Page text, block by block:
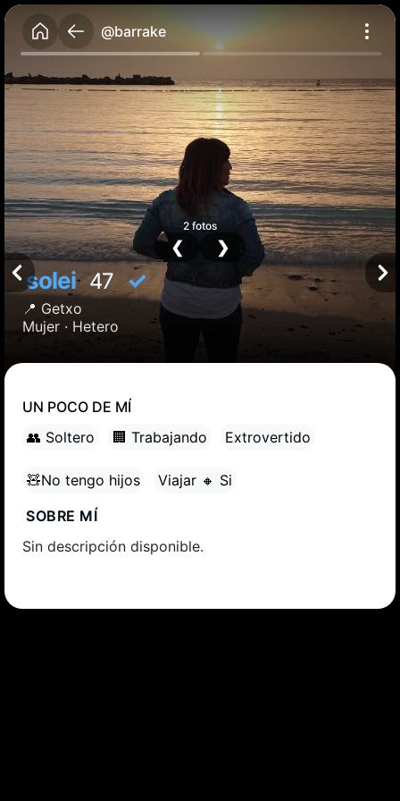
@barrake
solei47 ✓
📍 Getxo
Mujer · Hetero
2 fotos
❮ ❯
UN POCO DE MÍ
👥 Soltero
🏢 Trabajando Extrovertido
🧸No tengo hijos
Viajar 🔸 Si
SOBRE MÍ
Sin descripción disponible.